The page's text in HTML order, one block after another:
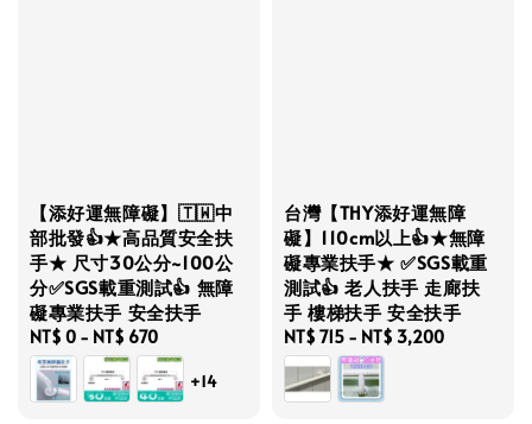
【添好運無障礙】🇹🇼中
部批發👍★高品質安全扶
手★ 尺寸30公分~100公
分✅SGS載重測試👍 無障
礙專業扶手 安全扶手
Regular
price
NT$ 0 - NT$ 670
+14
台灣【THY添好運無障
礙】110cm以上👍★無障
礙專業扶手★ ✅SGS載重
測試👍 老人扶手 走廊扶
手 樓梯扶手 安全扶手
Regular
price
NT$ 715 - NT$ 3,200